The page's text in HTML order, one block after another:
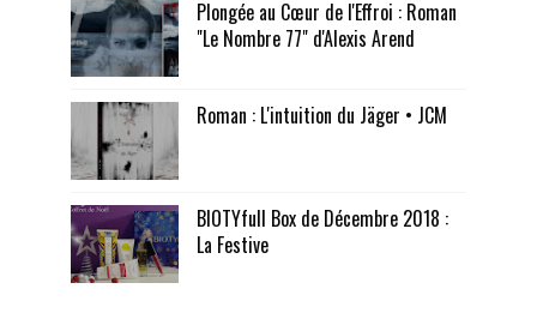
Plongée au Cœur de l'Effroi : Roman
"Le Nombre 77" d'Alexis Arend
Roman : L'intuition du Jäger • JCM
BIOTYfull Box de Décembre 2018 :
La Festive